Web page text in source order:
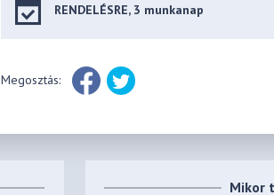
RENDELÉSRE, 3 munkanap
Megosztás:
Mikor